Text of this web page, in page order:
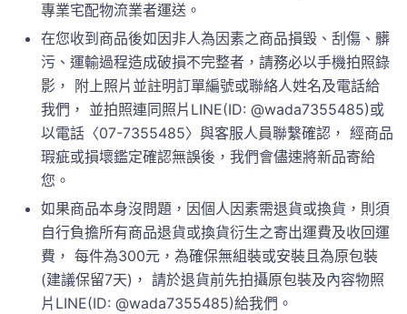
專業宅配物流業者運送。
在您收到商品後如因非人為因素之商品損毀、刮傷、髒
污、運輸過程造成破損不完整者，請務必以手機拍照錄
影， 附上照片並註明訂單編號或聯絡人姓名及電話給
我們， 並拍照連同照片LINE(ID: @wada7355485)或
以電話〈07-7355485〉與客服人員聯繫確認， 經商品
瑕疵或損壞鑑定確認無誤後，我們會儘速將新品寄給
您。
如果商品本身沒問題，因個人因素需退貨或換貨，則須
自行負擔所有商品退貨或換貨衍生之寄出運費及收回運
費， 每件為300元，為確保無組裝或安裝且為原包裝
(建議保留7天)， 請於退貨前先拍攝原包裝及內容物照
片LINE(ID: @wada7355485)給我們。